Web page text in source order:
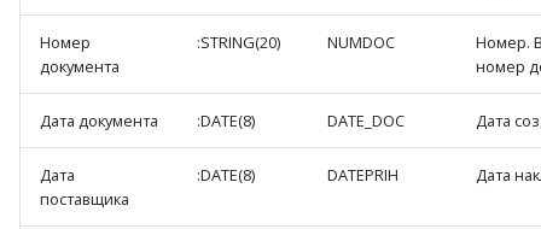
Номер
документа
:STRING(20) NUMDOC
Номер.
номер
Дата документа :DATE(8) DATE_DOC Дата
Дата
поставщика
:DATE(8) DATEPRIH Дата